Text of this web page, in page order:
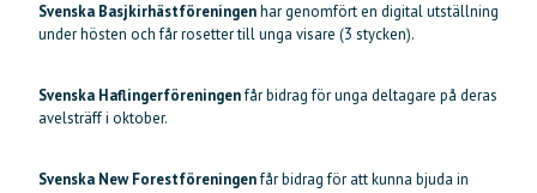
Svenska Basjkirhästföreningenhar genomfört en digital utställning
under hösten och får rosetter till unga visare (3 stycken).
Svenska Haflingerföreningenfår bidrag för unga deltagare på deras
avelsträff i oktober.
Svenska New Forestföreningenfår bidrag för att kunna bjuda in